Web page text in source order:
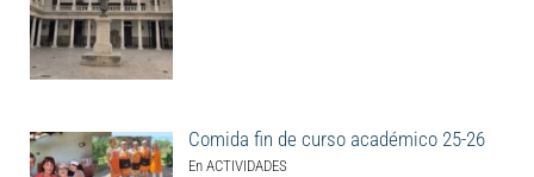
Comida fin de curso académico 25-26
En ACTIVIDADES